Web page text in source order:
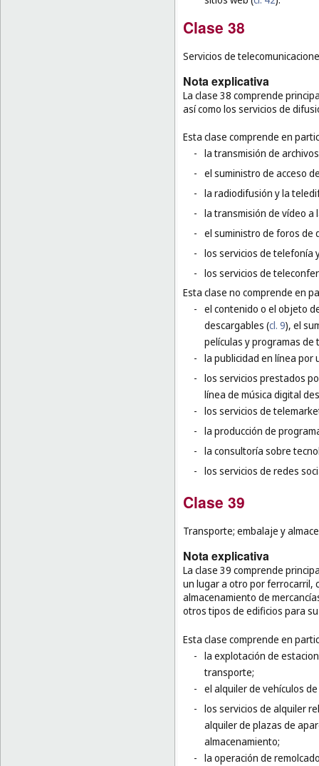
Clase 38
Servicios de
Nota explicativa
La clase 38 comprende
así como los servicios de
Esta clase comprende en
- la transmisión de
- el suministro de acceso
- la radiodifusión y la
- la transmisión de vídeo a
- el suministro de foros de
- los servicios de telefonía
- los servicios de
Esta clase no comprende en
- el contenido o el objeto
descargables (cl. 9), el
películas y programas de
- la publicidad en línea por
- los servicios prestados
línea de música digital
- los servicios de
- la producción de
- la consultoría sobre
- los servicios de redes
Clase 39
Transporte; embalaje y
Nota explicativa
La clase 39 comprende
un lugar a otro por ferrocarril,
almacenamiento de
otros tipos de edificios para
Esta clase comprende en
- la explotación de
transporte;
- el alquiler de vehículos
- los servicios de alquiler
alquiler de plazas de
almacenamiento;
- la operación de